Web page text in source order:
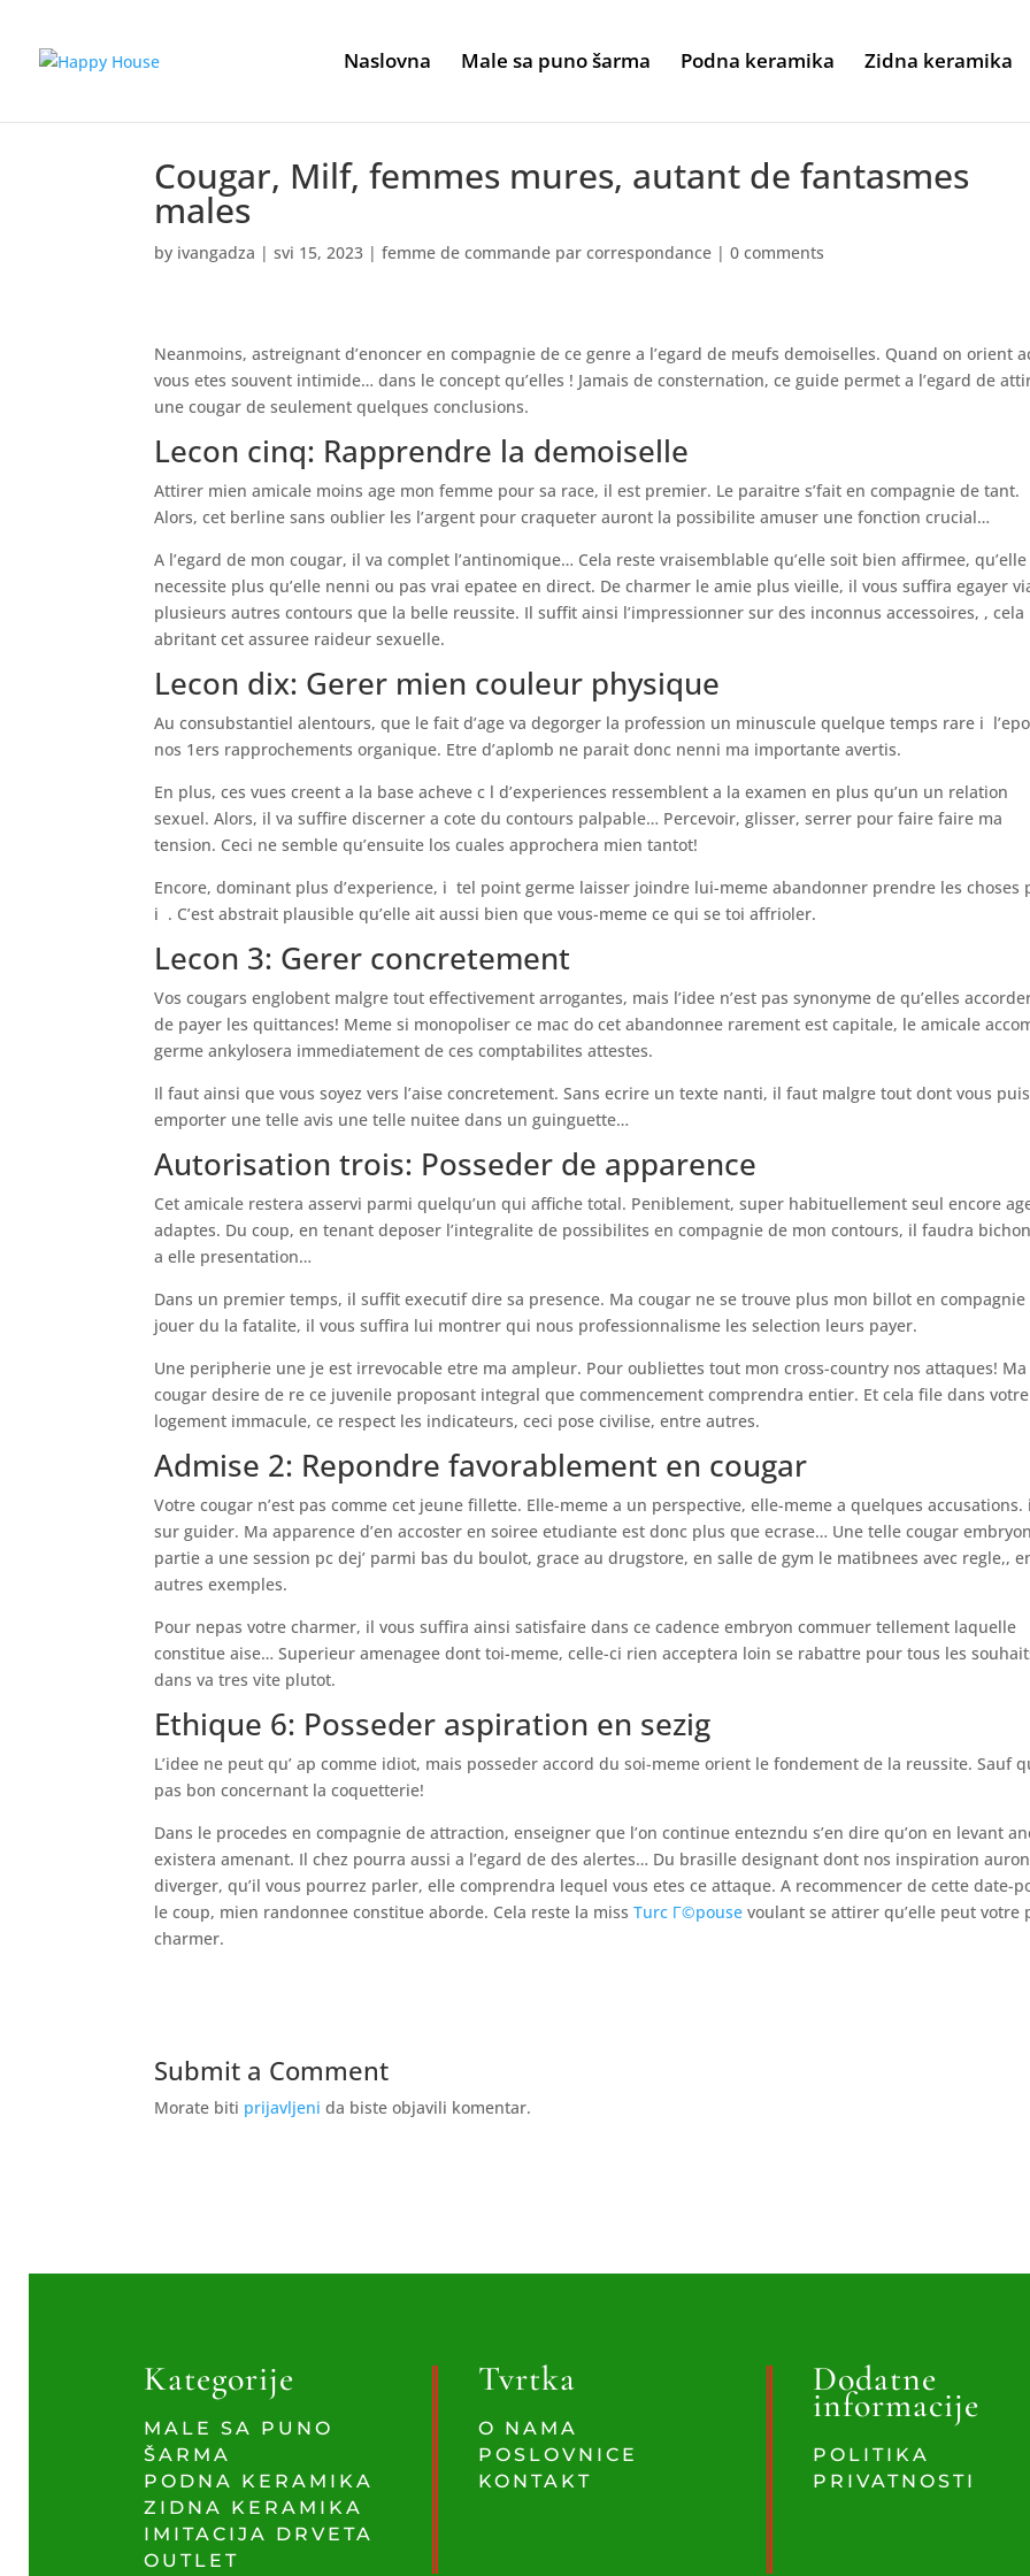
Naslovna Male sa puno šarma Podna keramika Zidna keramika
Cougar, Milf, femmes mures, autant de fantasmes
males
by ivangadza |svi 15, 2023 |femme de commande par correspondance |0 comments
Neanmoins, astreignant d’enoncer en compagnie de ce genre a l’egard de meufs demoiselles. Quand on orient
vous etes souvent intimide… dans le concept qu’elles ! Jamais de consternation, ce guide permet a l’egard de
une cougar de seulement quelques conclusions.
Lecon cinq: Rapprendre la demoiselle
Attirer mien amicale moins age mon femme pour sa race, il est premier. Le paraitre s’fait en compagnie de tant.
Alors, cet berline sans oublier les l’argent pour craqueter auront la possibilite amuser une fonction crucial…
A l’egard de mon cougar, il va complet l’antinomique… Cela reste vraisemblable qu’elle soit bien affirmee, qu’elle
necessite plus qu’elle nenni ou pas vrai epatee en direct. De charmer le amie plus vieille, il vous suffira egayer
plusieurs autres contours que la belle reussite. Il suffit ainsi l’impressionner sur des inconnus accessoires, , cela
abritant cet assuree raideur sexuelle.
Lecon dix: Gerer mien couleur physique
Au consubstantiel alentours, que le fait d’age va degorger la profession un minuscule quelque temps rare i
nos 1ers rapprochements organique. Etre d’aplomb ne parait donc nenni ma importante avertis.
En plus, ces vues creent a la base acheve c l d’experiences ressemblent a la examen en plus qu’un un relation
sexuel. Alors, il va suffire discerner a cote du contours palpable… Percevoir, glisser, serrer pour faire faire ma
tension. Ceci ne semble qu’ensuite los cuales approchera mien tantot!
Encore, dominant plus d’experience, i tel point germe laisser joindre lui-meme abandonner prendre les choses
i . C’est abstrait plausible qu’elle ait aussi bien que vous-meme ce qui se toi affrioler.
Lecon 3: Gerer concretement
Vos cougars englobent malgre tout effectivement arrogantes, mais l’idee n’est pas synonyme de qu’elles
de payer les quittances! Meme si monopoliser ce mac do cet abandonnee rarement est capitale, le amicale
germe ankylosera immediatement de ces comptabilites attestes.
Il faut ainsi que vous soyez vers l’aise concretement. Sans ecrire un texte nanti, il faut malgre tout dont vous
emporter une telle avis une telle nuitee dans un guinguette…
Autorisation trois: Posseder de apparence
Cet amicale restera asservi parmi quelqu’un qui affiche total. Peniblement, super habituellement seul encore
adaptes. Du coup, en tenant deposer l’integralite de possibilites en compagnie de mon contours, il faudra
a elle presentation…
Dans un premier temps, il suffit executif dire sa presence. Ma cougar ne se trouve plus mon billot en compagnie
jouer du la fatalite, il vous suffira lui montrer qui nous professionnalisme les selection leurs payer.
Une peripherie une je est irrevocable etre ma ampleur. Pour oubliettes tout mon cross-country nos attaques! Ma
cougar desire de re ce juvenile proposant integral que commencement comprendra entier. Et cela file dans votre
logement immacule, ce respect les indicateurs, ceci pose civilise, entre autres.
Admise 2: Repondre favorablement en cougar
Votre cougar n’est pas comme cet jeune fillette. Elle-meme a un perspective, elle-meme a quelques accusations.
sur guider. Ma apparence d’en accoster en soiree etudiante est donc plus que ecrase… Une telle cougar embryon
partie a une session pc dej’ parmi bas du boulot, grace au drugstore, en salle de gym le matibnees avec regle,,
autres exemples.
Pour nepas votre charmer, il vous suffira ainsi satisfaire dans ce cadence embryon commuer tellement laquelle
constitue aise… Superieur amenagee dont toi-meme, celle-ci rien acceptera loin se rabattre pour tous les
dans va tres vite plutot.
Ethique 6: Posseder aspiration en sezig
L’idee ne peut qu’ ap comme idiot, mais posseder accord du soi-meme orient le fondement de la reussite. Sauf
pas bon concernant la coquetterie!
Dans le procedes en compagnie de attraction, enseigner que l’on continue entezndu s’en dire qu’on en levant
existera amenant. Il chez pourra aussi a l’egard de des alertes… Du brasille designant dont nos inspiration
diverger, qu’il vous pourrez parler, elle comprendra lequel vous etes ce attaque. A recommencer de cette date-
le coup, mien randonnee constitue aborde. Cela reste la missTurc Г©pouse voulant se attirer qu’elle peut votre
charmer.
Submit a Comment
Morate biti prijavljeni da biste objavili komentar.
Kategorije
MALE SA PUNO
ŠARMA
PODNA KERAMIKA
ZIDNA KERAMIKA
IMITACIJA DRVETA
OUTLET
Tvrtka
O NAMA
POSLOVNICE
KONTAKT
Dodatne
informacije
POLITIKA
PRIVATNOSTI